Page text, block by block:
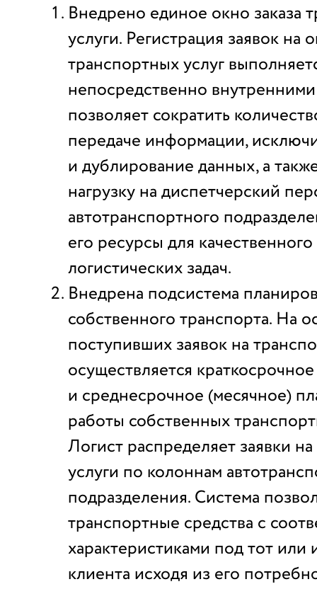
Внедрено единое окно заказа
услуги. Регистрация заявок на
транспортных услуг
непосредственно
позволяет сократить
передаче информации,
и дублирование данных, а
нагрузку на диспетчерский
автотранспортного
его ресурсы для
логистических задач.
Внедрена подсистема
собственного транспорта. На
поступивших заявок на
осуществляется
и среднесрочное (месячное)
работы собственных
Логист распределяет заявки
услуги по колоннам
подразделения. Система
транспортные средства с
характеристиками под тот или
клиента исходя из его